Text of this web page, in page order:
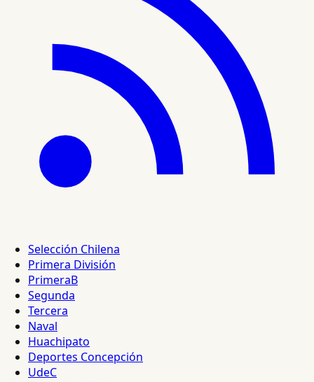
Selección Chilena
Primera División
PrimeraB
Segunda
Tercera
Naval
Huachipato
Deportes Concepción
UdeC